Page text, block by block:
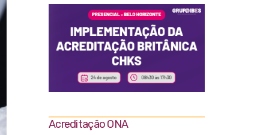
Acreditação ONA